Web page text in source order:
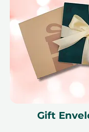
být uveden v
může být uplatněn
ithara.ae. Je nutné
rezervaci předem a
dostupnosti;
den nemohou být
partnerům
rezervace může
Gift